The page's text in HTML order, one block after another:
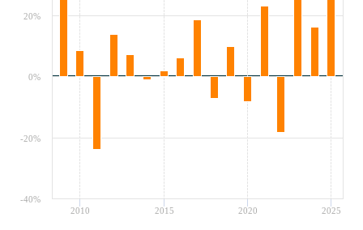
2010 2015 2020 2025
-40%
-20%
0%
20%